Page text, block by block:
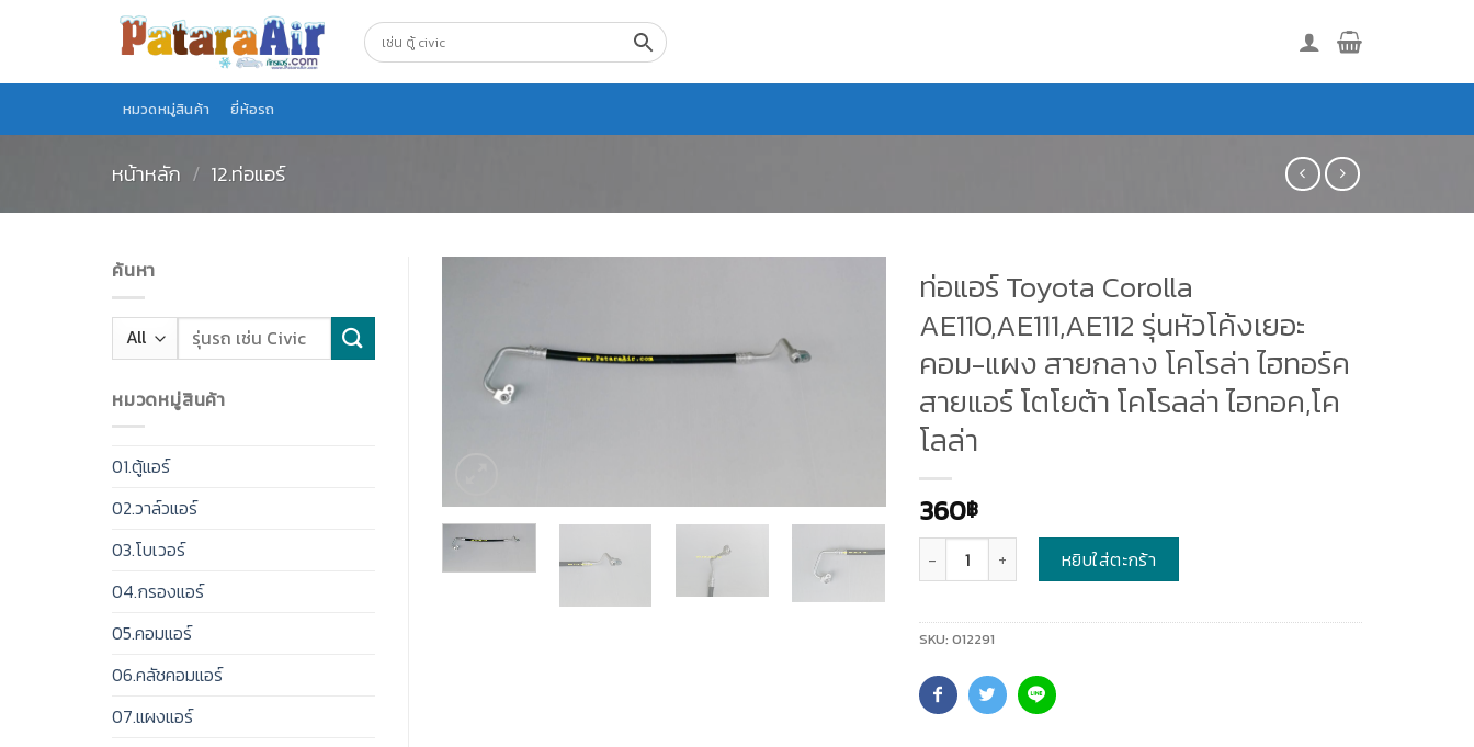
หมวดหมู่สินค้า ยี่ห้อรถ
หน้าหลัก / 12.ท่อแอร์
ค้นหา
หมวดหมู่สินค้า
01.ตู้แอร์
02.วาล์วแอร์
03.โบเวอร์
04.กรองแอร์
05.คอมแอร์
06.คลัชคอมแอร์
07.แผงแอร์
ท่อแอร์ Toyota Corolla
AE110,AE111,AE112 รุ่นหัวโค้งเยอะ
คอม-แผง สายกลาง โคโรล่า ไฮทอร์ค
สายแอร์ โตโยต้า โคโรลล่า ไฮทอค,โค
โลล่า
360฿
หยิบใส่ตะกร้า
SKU: 012291